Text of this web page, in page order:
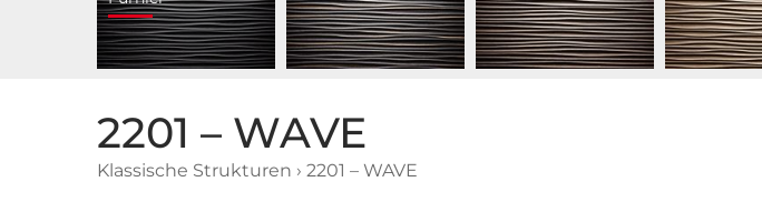
2201 – WAVE
Klassische Strukturen › 2201 – WAVE